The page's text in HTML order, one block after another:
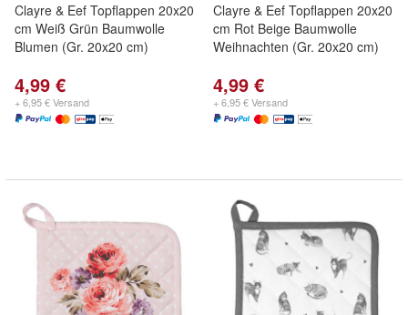
Clayre & Eef Topflappen 20x20
cm Weiß Grün Baumwolle
Blumen (Gr. 20x20 cm)
4,99 €
+ 6,95 € Versand
Clayre & Eef Topflappen 20x20
cm Rot Beige Baumwolle
Weihnachten (Gr. 20x20 cm)
4,99 €
+ 6,95 € Versand